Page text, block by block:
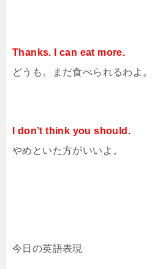
Thanks. I can eat more.
どうも。まだ食べられるわよ。
I don’t think you should.
やめといた方がいいよ。
今日の英語表現